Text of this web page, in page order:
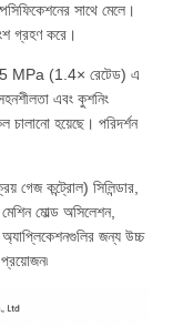
সাথে মেলে।
গ্রহণ করে।
35 MPa (1.4× রেটেড) এ
এবং কুশনিং
হয়েছে। পরিদর্শন
গেজ কন্ট্রোল) সিলিন্ডার,
মোল্ড অসিলেশন,
জন্য উচ্চ